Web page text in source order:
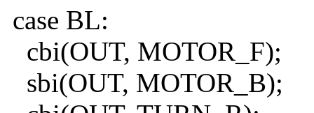
case BL:
cbi(OUT, MOTOR_F);
sbi(OUT, MOTOR_B);